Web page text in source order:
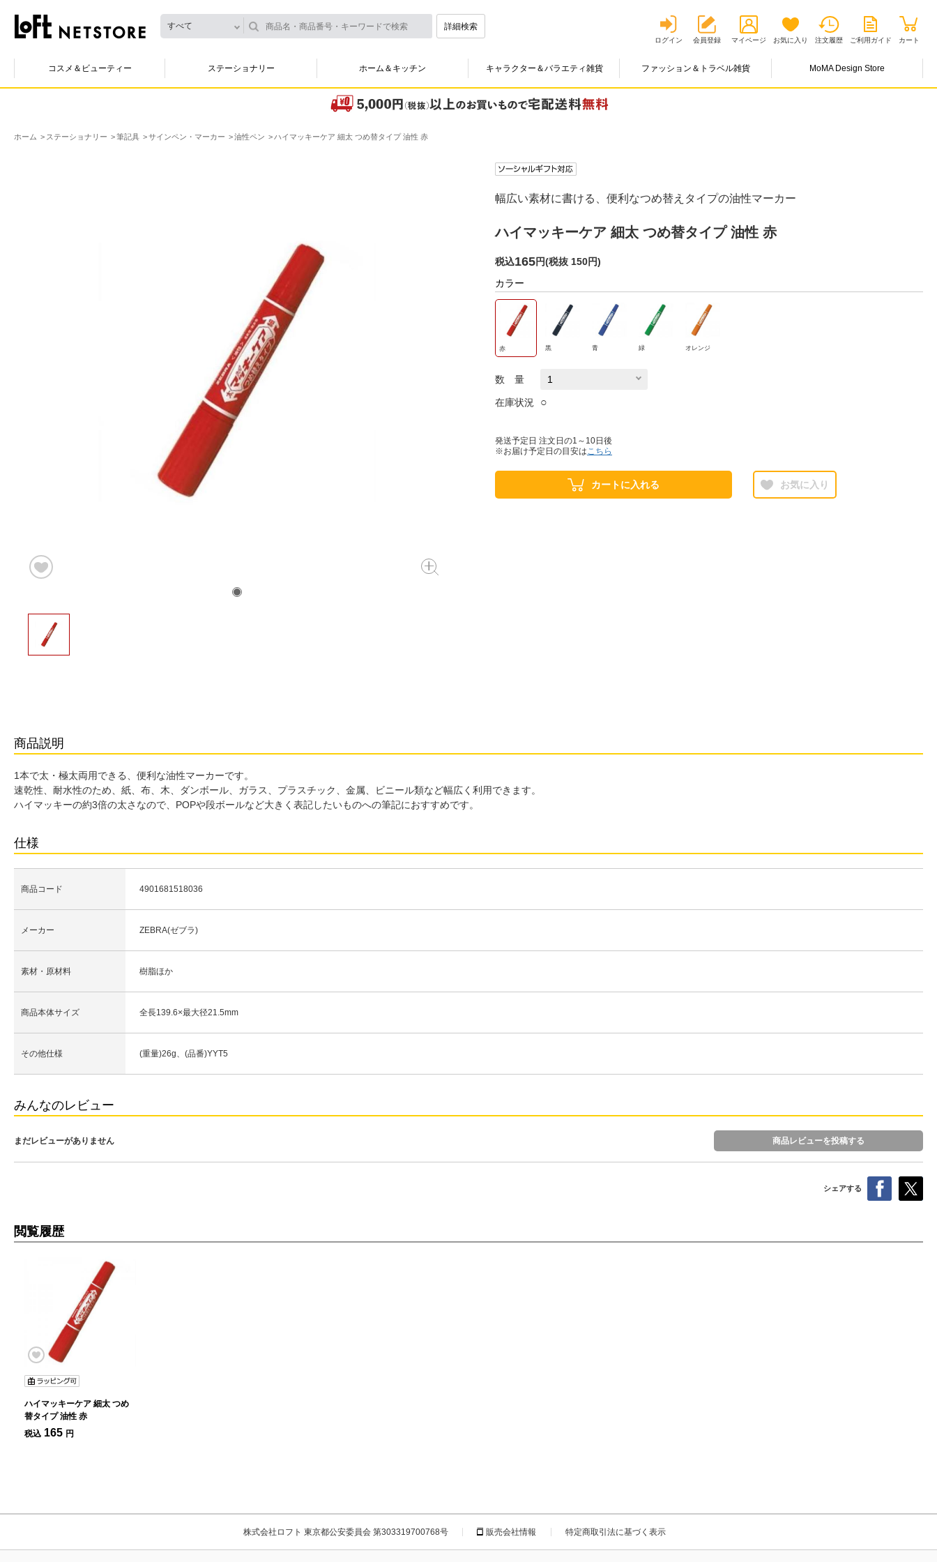
すべて 詳細検索
ログイン 会員登録 マイページ お気に入り 注文履歴 ご利用ガイド カート
コスメ＆ビューティー ステーショナリー ホーム＆キッチン キャラクター＆バラエティ雑貨 ファッション＆トラベル雑貨 MoMA Design Store
ホーム ステーショナリー 筆記具 サインペン・マーカー 油性ペン ハイマッキーケア 細太 つめ替タイプ 油性 赤
幅広い素材に書ける、便利なつめ替えタイプの油性マーカー
ハイマッキーケア 細太 つめ替タイプ 油性 赤
税込165円(税抜 150円)
カラー
赤 黒 青 緑 オレンジ
数 量
在庫状況 ○
発送予定日 注文日の1～10日後
※お届け予定日の目安はこちら
カートに入れる お気に入り
商品説明
1本で太・極太両用できる、便利な油性マーカーです。
速乾性、耐水性のため、紙、布、木、ダンボール、ガラス、プラスチック、金属、ビニール類など幅広く利用できます。
ハイマッキーの約3倍の太さなので、POPや段ボールなど大きく表記したいものへの筆記におすすめです。
仕様
商品コード 4901681518036
メーカー ZEBRA(ゼブラ)
素材・原材料 樹脂ほか
商品本体サイズ 全長139.6×最大径21.5mm
その他仕様 (重量)26g、(品番)YYT5
みんなのレビュー
まだレビューがありません 商品レビューを投稿する
シェアする
閲覧履歴
ハイマッキーケア 細太 つめ
替タイプ 油性 赤
税込 165 円
株式会社ロフト 東京都公安委員会 第303319700768号 販売会社情報 特定商取引法に基づく表示